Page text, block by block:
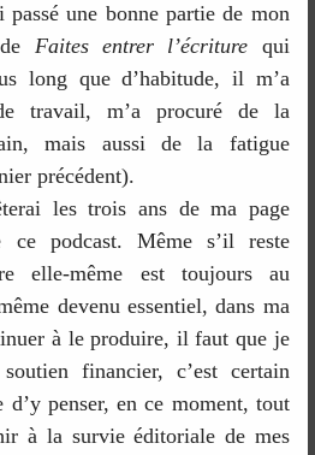
passé une bonne partie de mon
Faites entrer l’écriture qui
long que d’habitude, il m’a
travail, m’a procuré de la
mais aussi de la fatigue
précédent).
les trois ans de ma page
ce podcast. Même s’il reste
elle-même est toujours au
devenu essentiel, dans ma
à le produire, il faut que je
financier, c’est certain
penser, en ce moment, tout
à la survie éditoriale de mes